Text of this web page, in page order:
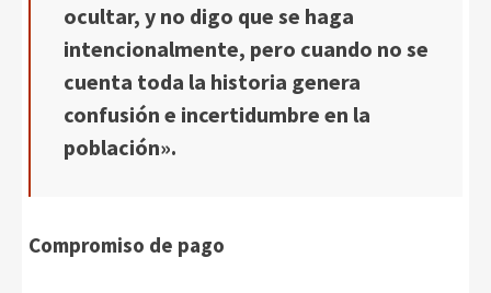
ocultar, y no digo que se haga
intencionalmente, pero cuando no se
cuenta toda la historia genera
confusión e incertidumbre en la
población».
Compromiso de pago